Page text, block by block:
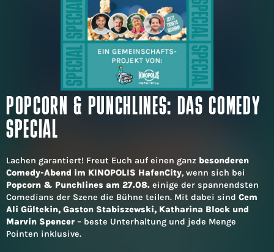
POPCORN & PUNCHLINES: DAS COMEDY
SPECIAL
Lachen garantiert! Freut Euch auf einen ganz besonderen
Comedy-Abend im KINOPOLIS HafenCity, wenn sich bei
Popcorn & Punchlines am 27.08. einige der spannendsten
Comedians der Szene die Bühne teilen. Mit dabei sind Cem
Ali Gültekin, Gaston Stabiszewski, Katharina Block und
Marvin Spencer – beste Unterhaltung und jede Menge
Pointen inklusive.